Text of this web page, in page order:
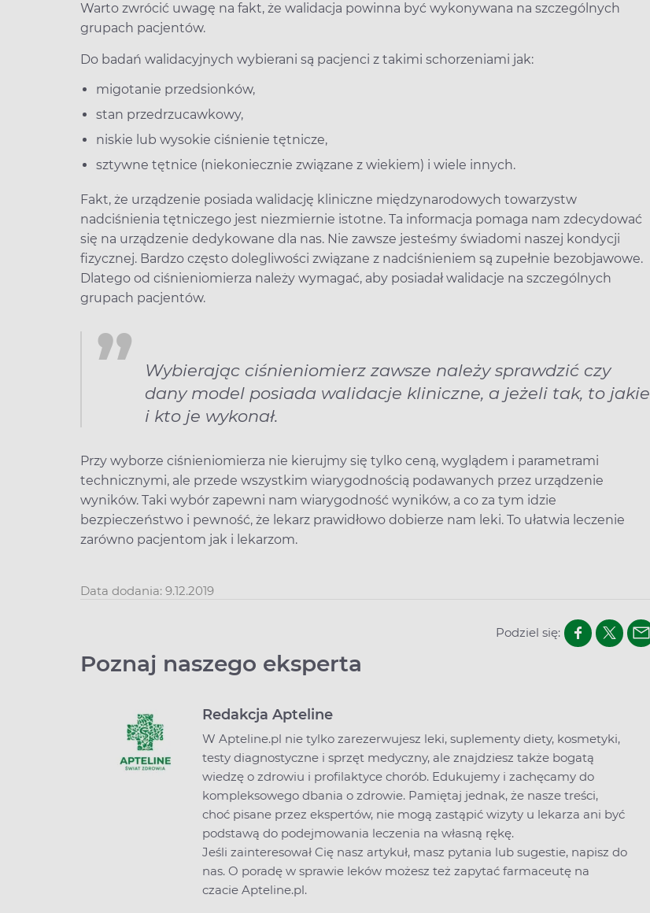
Warto zwrócić uwagę na fakt, że walidacja powinna być wykonywana na szczególnych
grupach pacjentów.
Do badań walidacyjnych wybierani są pacjenci z takimi schorzeniami jak:
migotanie przedsionków,
stan przedrzucawkowy,
niskie lub wysokie ciśnienie tętnicze,
sztywne tętnice (niekoniecznie związane z wiekiem) i wiele innych.
Fakt, że urządzenie posiada walidację kliniczne międzynarodowych towarzystw
nadciśnienia tętniczego jest niezmiernie istotne. Ta informacja pomaga nam zdecydować
się na urządzenie dedykowane dla nas. Nie zawsze jesteśmy świadomi naszej kondycji
fizycznej. Bardzo często dolegliwości związane z nadciśnieniem są zupełnie bezobjawowe.
Dlatego od ciśnieniomierza należy wymagać, aby posiadał walidacje na szczególnych
grupach pacjentów.
Wybierając ciśnieniomierz zawsze należy sprawdzić czy
dany model posiada walidacje kliniczne, a jeżeli tak, to jakie
i kto je wykonał.
Przy wyborze ciśnieniomierza nie kierujmy się tylko ceną, wyglądem i parametrami
technicznymi, ale przede wszystkim wiarygodnością podawanych przez urządzenie
wyników. Taki wybór zapewni nam wiarygodność wyników, a co za tym idzie
bezpieczeństwo i pewność, że lekarz prawidłowo dobierze nam leki. To ułatwia leczenie
zarówno pacjentom jak i lekarzom.
Data dodania: 9.12.2019
Podziel się:
Poznaj naszego eksperta
Redakcja Apteline
W Apteline.pl nie tylko zarezerwujesz leki, suplementy diety, kosmetyki,
testy diagnostyczne i sprzęt medyczny, ale znajdziesz także bogatą
wiedzę o zdrowiu i profilaktyce chorób. Edukujemy i zachęcamy do
kompleksowego dbania o zdrowie. Pamiętaj jednak, że nasze treści,
choć pisane przez ekspertów, nie mogą zastąpić wizyty u lekarza ani być
podstawą do podejmowania leczenia na własną rękę.
Jeśli zainteresował Cię nasz artykuł, masz pytania lub sugestie, napisz do
nas. O poradę w sprawie leków możesz też zapytać farmaceutę na
czacie Apteline.pl.